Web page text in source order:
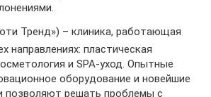
Тренд») – клиника, работающая
направлениях: пластическая
и SPA-уход. Опытные
оборудование и новейшие
позволяют решать проблемы с